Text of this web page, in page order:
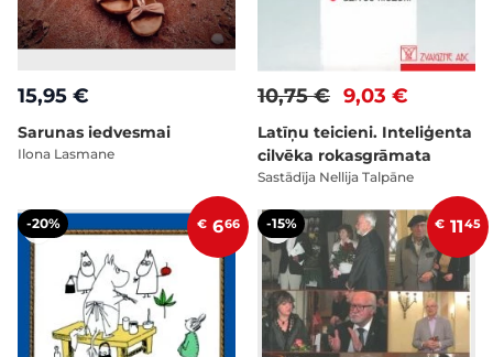
15,95 €
Sarunas iedvesmai
Ilona Lasmane
9,03 €
10,75 €
Latīņu teicieni. Inteliģenta
cilvēka rokasgrāmata
Sastādīja Nellija Talpāne
-20% € 666 -15% € 1145